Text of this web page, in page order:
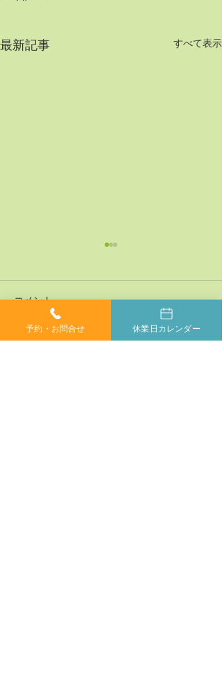
最新記事 すべて表示
コメント
予約・お問合せ 休業日カレンダー